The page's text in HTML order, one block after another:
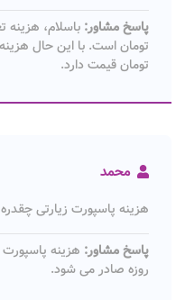
پاسخ مشاور:
تومان قیمت دارد.
محمد
هزینه پاسپورت زیارتی چقدره
پاسخ مشاور:
روزه صادر می شود.